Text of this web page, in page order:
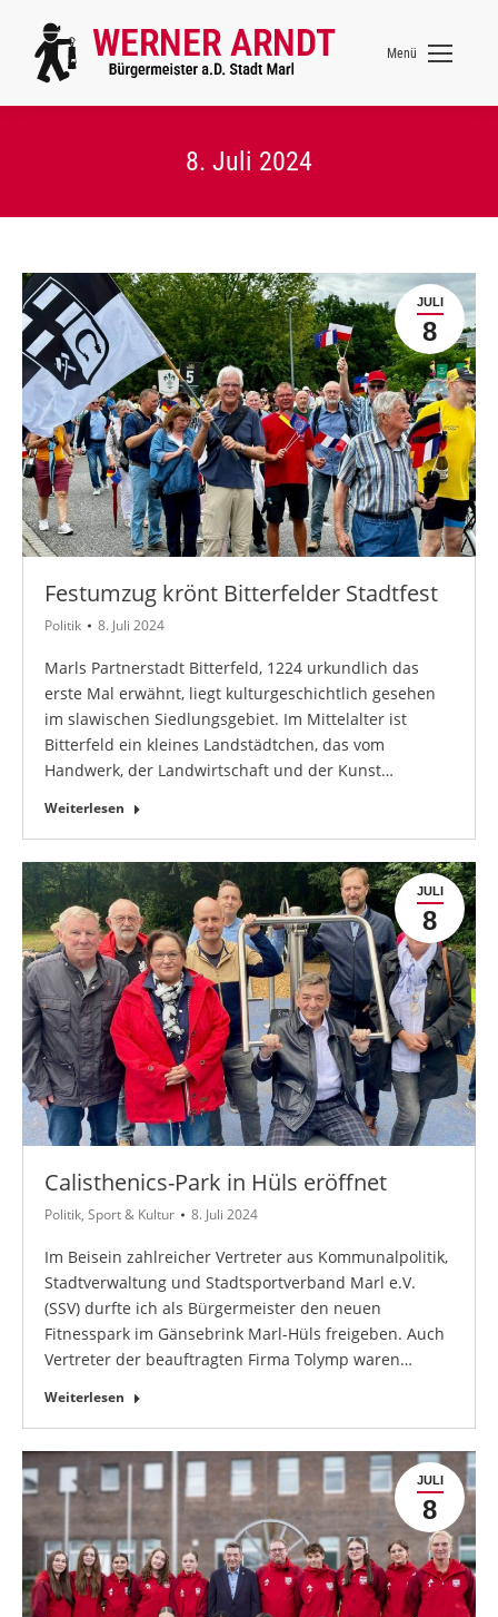
Menü
8. Juli 2024
JULI
8
Festumzug krönt Bitterfelder Stadtfest
Politik 8. Juli 2024
Marls Partnerstadt Bitterfeld, 1224 urkundlich das
erste Mal erwähnt, liegt kulturgeschichtlich gesehen
im slawischen Siedlungsgebiet. Im Mittelalter ist
Bitterfeld ein kleines Landstädtchen, das vom
Handwerk, der Landwirtschaft und der Kunst…
Weiterlesen
JULI
8
Calisthenics-Park in Hüls eröffnet
Politik, Sport & Kultur 8. Juli 2024
Im Beisein zahlreicher Vertreter aus Kommunalpolitik,
Stadtverwaltung und Stadtsportverband Marl e.V.
(SSV) durfte ich als Bürgermeister den neuen
Fitnesspark im Gänsebrink Marl-Hüls freigeben. Auch
Vertreter der beauftragten Firma Tolymp waren…
Weiterlesen
JULI
8